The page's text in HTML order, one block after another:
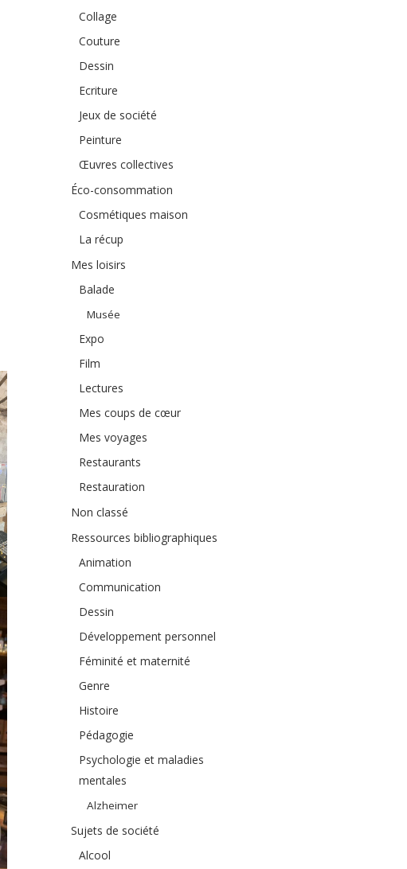
Collage
Couture
Dessin
Ecriture
Jeux de société
Peinture
Œuvres collectives
Éco-consommation
Cosmétiques maison
La récup
Mes loisirs
Balade
Musée
Expo
Film
Lectures
Mes coups de cœur
Mes voyages
Restaurants
Restauration
Non classé
Ressources bibliographiques
Animation
Communication
Dessin
Développement personnel
Féminité et maternité
Genre
Histoire
Pédagogie
Psychologie et maladies
mentales
Alzheimer
Sujets de société
Alcool